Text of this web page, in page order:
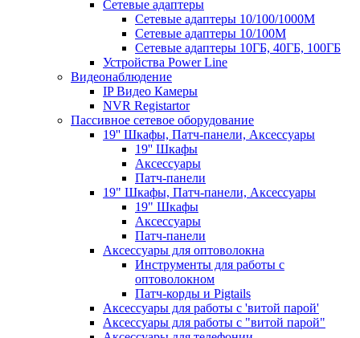
Сетевые адаптеры
Сетевые адаптеры 10/100/1000М
Сетевые адаптеры 10/100M
Сетевые адаптеры 10ГБ, 40ГБ, 100ГБ
Устройства Power Line
Видеонаблюдение
IP Видео Камеры
NVR Registartor
Пассивное сетевое оборудование
19'' Шкафы, Патч-панели, Аксессуары
19'' Шкафы
Аксессуары
Патч-панели
19" Шкафы, Патч-панели, Аксессуары
19" Шкафы
Аксессуары
Патч-панели
Аксессуары для оптоволокна
Инструменты для работы с
оптоволокном
Патч-корды и Pigtails
Аксессуары для работы с 'витой парой'
Аксессуары для работы с "витой парой"